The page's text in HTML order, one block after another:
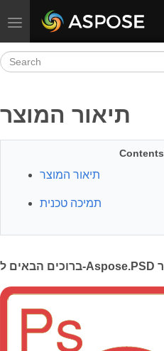
Toggle navigation
תיאור המוצר
Contents
תיאור המוצר
תמיכה טכנית